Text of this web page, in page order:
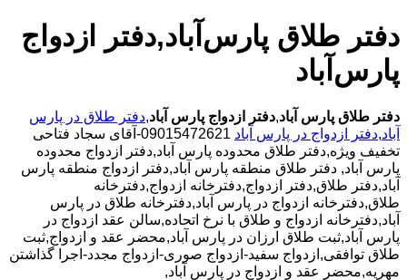
دفتر طلاق پارس‌آباد,دفتر ازدواج
پارس‌آباد
دفتر طلاق پارس آباد,دفتر ازدواج پارس آباد,دفتر طلاق در پارس
آباد,دفتر ازدواج در پارس آباد
09015472621-آقای سجاد فتاحی
تخفیف ویژه,دفتر طلاق محدوده پارس آباد,دفتر ازدواج محدوده
پارس آباد, دفتر طلاق منطقه پارس آباد,دفتر ازدواج منطقه پارس
آباد,دفتر طلاق,دفتر ازدواج,دفترخانه ازدواج,دفترخانه
طلاق,دفترخانه ازدواج در پارس آباد,دفترخانه طلاق در پارس
آباد,دفترخانه ازدواج و طلاق با نرخ اتحاده,سالن عقد ازدواج در
پارس آباد,ثبت طلاق ارزان در پارس آباد,محضر عقد و ازدواج,ثبت
طلاق توافقی,ازدواج سفید-ازدواج صوری-ازدواج مجدد-اجرا گذاشتن
مهریه,محضر عقد و ازدواج در پارس آباد,